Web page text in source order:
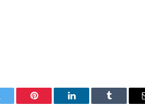
Pinterest LinkedIn Tumblr